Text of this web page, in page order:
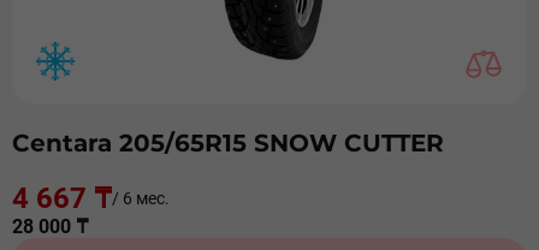
Centara 205/65R15 SNOW CUTTER
4 667 ₸/ 6 мес.
28 000 ₸